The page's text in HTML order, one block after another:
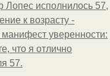
исполнилось 57,
к возрасту -
уверенности:
что я отлично
57.